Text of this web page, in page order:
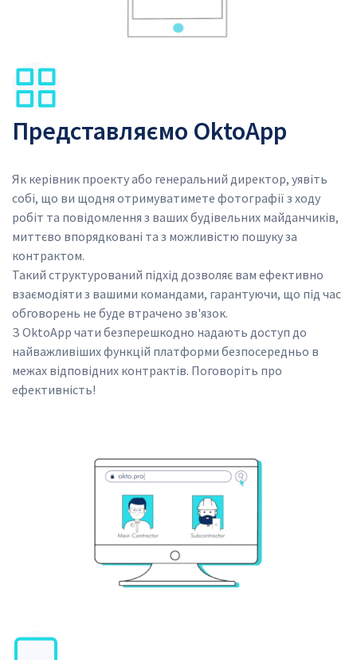
SVG
Представляємо OktoApp
Як керівник проекту або генеральний директор, уявіть
собі, що ви щодня отримуватимете фотографії з ходу
робіт та повідомлення з ваших будівельних майданчиків,
миттєво впорядковані та з можливістю пошуку за
контрактом.
Такий структурований підхід дозволяє вам ефективно
взаємодіяти з вашими командами, гарантуючи, що під час
обговорень не буде втрачено зв'язок.
З OktoApp чати безперешкодно надають доступ до
найважливіших функцій платформи безпосередньо в
межах відповідних контрактів. Поговоріть про
ефективність!